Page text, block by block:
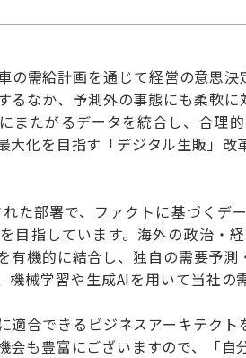
の需給計画を通じて経営の意思
るなか、予測外の事態にも柔軟
またがるデータを統合し、合理
化を目指す「デジタル生販」改
た部署で、ファクトに基づくデ
目指しています。海外の政治・
有機的に結合し、独自の需要予
機械学習や生成AIを用いて当社
適合できるビジネスアーキテク
会も豊富にございますので、「自